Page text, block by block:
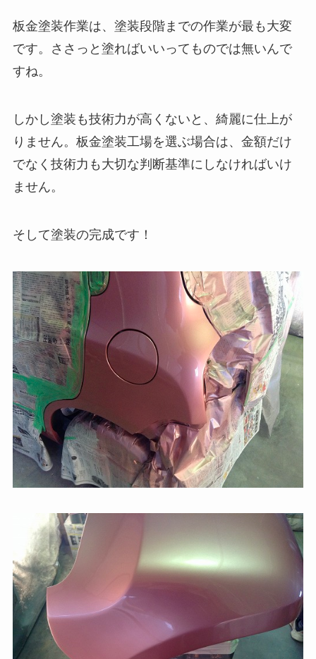
板金塗装作業は、塗装段階までの作業が最も大変
です。ささっと塗ればいいってものでは無いんで
すね。
しかし塗装も技術力が高くないと、綺麗に仕上が
りません。板金塗装工場を選ぶ場合は、金額だけ
でなく技術力も大切な判断基準にしなければいけ
ません。
そして塗装の完成です！